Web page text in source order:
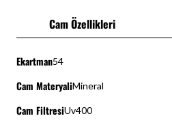
Cam Özellikleri
Ekartman54
Cam MateryaliMineral
Cam FiltresiUv400